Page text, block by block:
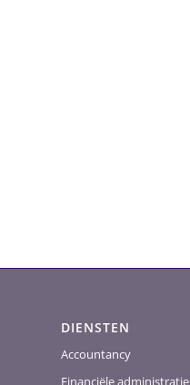
DIENSTEN
Accountancy
Financiële administratie